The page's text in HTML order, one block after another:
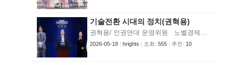
기술전환 시대의 정치(권혁용)
권혁용/ 인권연대 운영위원 노벨경제학상 수상자인 대런 애쓰모글루(Daron Acemoglu)는 한 연구에서 기술발전이 사회와 사회구성원 모두의 번영으로 이어질지, 아니면 일부 구성원의 번영으로 귀결될지는 정치적 선택에 달려 있다고 언급한 바 있다. 로봇, 자동화, 인공지능(AI) 등으로 대표되는 기술발전은 자본주의 생산체제를 추동하는 핵심 기술의 대전환을 가져왔다. 기술전환 시대에는 노동시장에서 고학력·고숙련 노동에 대한 수요는 증가하는 반면, 저학력·저숙련 노동에 대한 수요는 감소하는 경향이 나타난다. 그 결과 임금과 소득 불평등이 확대되고 경제적 양극화도 심화한다. 여기에 자동화와 인공지능의 급속한 발전은 각자가 보유한 기술이 대체 가능한 노동인지, 아니면 기술과 보완적으로 공존할 수 있는 노동인지에 따라 실업 위험을 다르게 만든다. 이처럼 기술전환 시대에는 소득 수준과 실업 위험이 기술 특성과 직업군에 따라 크게 달라진다. 기술전환 시대의 경제는 크게 지식경제 부문과 낙후된 제조업 부문으로 구분된다. 지식경제 부문에는 창의적이고 기술집약적인 제조업과 서비스업, 금융서비스, 다양한 전문직 등이 포함된다. 반면 낙후된 제조업 부문에는 부가가치가 낮은 제조업 및 서비스업이 속한다. 한국의 경우 전자는 삼성전자, SK하이닉스, 그리고 판교와 테헤란로에 집결한 기술 선도 스타트업들로 대표된다면, 후자는 전국 산업단지에 분포한 중소기업들로 대표된다. 서산·창원·울산·구미 등 산업단지가 쇠락하고 주변 상권이 무너진 현실은 이미 잘 알려져 있다. 최근 통계 자료들 역시 우리 사회의 소득 및 자산 불평등이 심화되어 왔음을 보여준다. 기술전환 시대에 낙후된 부문에 종사하거나 일자리를 잃고 소득 감소를 경험한 사람들이 정치에 대한 누적된 불만을 극우 세력 지지나 반민주주의적 태도로 표출한다는 점은 선진 민주주의 국가들에서 이미 관찰되는 현상이다. 따라서 기술전환 시대가 초래하는 경제적·정치적 문제들에 정치와 정책이 어떻게 대응하느냐가 중요할 수밖에 없다. 애쓰모글루가 말했듯이, 기술발전의 열매가 사회구성원 전체의 번영과 삶의 질 향상으로 이어질지는 결국 정치적 선택에 달려 있다. 김용범 정책실장이 소셜미디어에 올린 메시지가 논란이 되었다. 반도체 호황으로 막대한 수익을 거둔 대기업들의 “초과이윤”을 국민배당금 재원으로 활용하자는 내용이었다고 한다(나는 게시글을 직접 확인하지는 못했다는 점을 밝힌다). 다음 날 청와대는 즉각 “논의된 바 없는 사안”이라며, “초과이윤”이 아니라 관련 대기업들의 법인세 “초과세수”를 의미한 것이라고 해명했다. 이어지는 정치권의 반응을 보면서 기술전환 시대 한국 정치의 현재 위치를 다시 생각하게 되었다. 첫 번째는 정치권의 후진적인 즉자성(卽者性)이다. 즉자성의 반대는 숙고와 성찰을 거친 대자성(對者性)이다. 먼저 국민의힘의 즉각적인 논평 대응을 보자. 김용범 실장의 메시지가 “공산당”이나 “사회주의”와 무슨 관련이 있는가. 결국 시대착오적인 레드 콤플렉스를 동원해 보수 우파 지지층을 결집하려는 의도일 것이다. 국민의힘은 기술전환 시대가 초래하는 소득 및 자산 불평등, 그리고 실업 위험의 불균등성에는 별다른 관심이 없어 보인다. 그들의 눈에는 대기업과 대주주들, 그리고 강성 지지층만 보이는 듯하다. 그런데 정작 그 대기업과 상당수 주주조차 국민의힘의 낡은 레드 콤플렉스 동원이 후진적이라고 생각할 것이다. 한국 정치에서 책임 있는 야당이라는 자의식이 조금이라도 있었다면 나오지 않았을 반응이다. 다른 한편으로는 김용범 실장의 즉자성도 문제다. 청와대 정책 컨트롤타워의 책임자라면 자신의 말 한마디, 글 한 줄이 시장과 사회에 던질 파장을 적어도 한번은 숙고했어야 했다. 각국 중앙은행 총재들이 발언 하나하나에 극도로 신중한 이유는, 그 말이 시장 전체에 연쇄적인 영향을 미치기 때문이다. 때로는 시장의 기대를 특정 방향으로 유도하기 위해 전략적으로 발언하기도 한다. 그러나 김용범 실장이 그러한 전략적 의도를 가지고 소셜미디어에 “초과이윤”이라는 표현을 사용했다고 보기는 어렵다. 사진 출처 둘째, 삼성전자와 SK하이닉스 등 반도체 호황을 누린 대기업들의 법인세 증가로 발생한 초과세수를 어떻게 활용할 것인가. 현재 법률과 시행령은 세수 집행의 우선순위와 배분 비율을 규정하고 있다. 우선순위는 지방재정교부금과 지방교육재정교부금이다. 그런데 지방재정교부금은 과연 지방정부별 재정자립도 등 객관적 원칙에 따라 공정하게 배분되고 있는가. 매년 연말 예산결산특별위원회에서 다음 해 예산을 최종적으로 양당 원내대표와 수석부대표 몇몇이 비공개로 조정하는 과정에서 이른바 “쪽지예산”이 반영되는 현실을 어떻게 바꿀 수 있을까. 교육재정교부금 역시 재검토가 필요하다. 학령인구가 급감한 상황에서도 오래전에 정해진 기준에 따라 내국세와 교육세의 약 20%를 자동 배정하는 현행 제도가 과연 타당한지 논의해야 한다. 학생 1인당 교육재정교부금이 증가하는 이유는 교육재정이 획기적으로 확대되었기 때문이 아니라 학생 수 감소의 결과이다. 셋째, 우선순위에 따른 재정 집행 이후 남는 초과세수를 어떻게 사용할 것인가의 문제다. 국민배당금은 아마도 고소득층 일부를 제외한 국민에게 일정 금액을 현금이나 지역화폐 형태로 일괄 지급하자는 아이디어일 것이다. 단기적으로는 많은 국민, 정확히 말하면 유권자들의 호응을 얻는 데 일정한 효과가 있을 수 있다. 정책 효과 역시 눈에 잘 보인다. 그러나 정책결정자가 장기적 시각에서 기술전환 시대에 대한 정치적 대응을 고민한다면, 일회성 소액 배당보다는 고용보험 사각지대 해소와 실업급여 확대 같은 사회보험 강화, 그리고 교육 및 직업훈련 확대를 우선시해야 하지 않을까. 현재 이재명 정부에서 복지정책은 후순위로 밀려나 있다. 그러나 복지정책은 대체로 입법 사안이며, 집권당이 의회 다수당인 상황에서는 의지만 있다면 충분히 추진 가능한 영역이다. 기술전환 시대에 정치가 무엇을 해야 하는지, 그리고 기술발전의 열매를 어떻게 사회 전체의 장기적 번영으로 연결할 것인지 고민하는 장기적 시각의 정치가 필요하다. 권혁용 위원은 현재 고려대학교 정치외교학과 교수로 재직 중입니다.
2026-05-18 | hrights | 조회: 555 | 추천: 10